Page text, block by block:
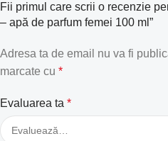
Fii primul care scrii o recenzie
– apă de parfum femei 100 ml”
Adresa ta de email nu va fi
marcate cu *
Evaluarea ta *